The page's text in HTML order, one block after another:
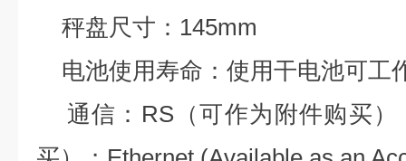
秤盘尺寸：145mm
电池使用寿命：使用干电池可工
通信：RS（可作为附件购买）